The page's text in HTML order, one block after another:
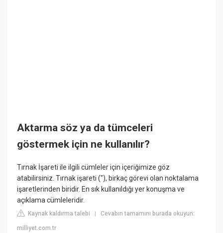
Aktarma söz ya da tümceleri
göstermek için ne kullanılır?
Tırnak İşareti ile ilgili cümleler için içeriğimize göz
atabilirsiniz. Tırnak işareti ("), birkaç görevi olan noktalama
işaretlerinden biridir. En sık kullanıldığı yer konuşma ve
açıklama cümleleridir.
Kaynak kaldırma talebi |Cevabın tamamını burada okuyun:
milliyet.com.tr